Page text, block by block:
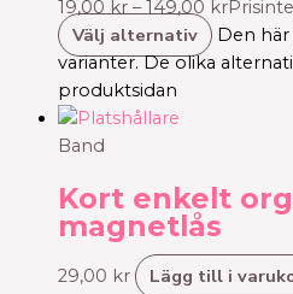
19,00 kr – 149,00 kr
Välj alternativ
Den
varianter. De olika
produktsidan
Band
Kort enkelt
magnetlås
29,00 kr Lägg till i